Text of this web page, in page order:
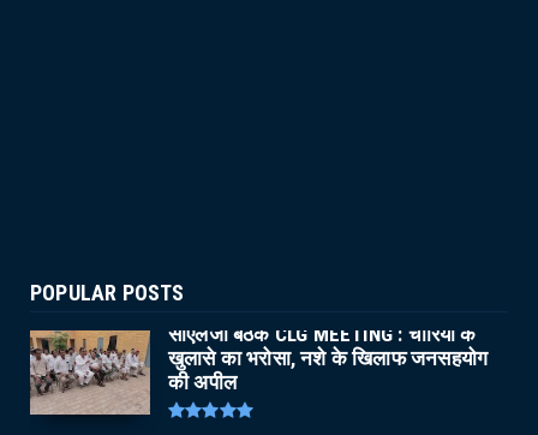
POPULAR POSTS
सीएलजी बैठक CLG MEETING : चोरियों के
खुलासे का भरोसा, नशे के खिलाफ जनसहयोग
की अपील